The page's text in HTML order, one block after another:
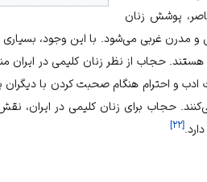
پوشش زنان
مدرن غربی می‌شود. با این وجود، بسیاری
هستند. حجاب از نظر زنان کلیمی در
و احترام هنگام صحبت کردن با دیگران
حجاب برای زنان کلیمی در
[۲۲]